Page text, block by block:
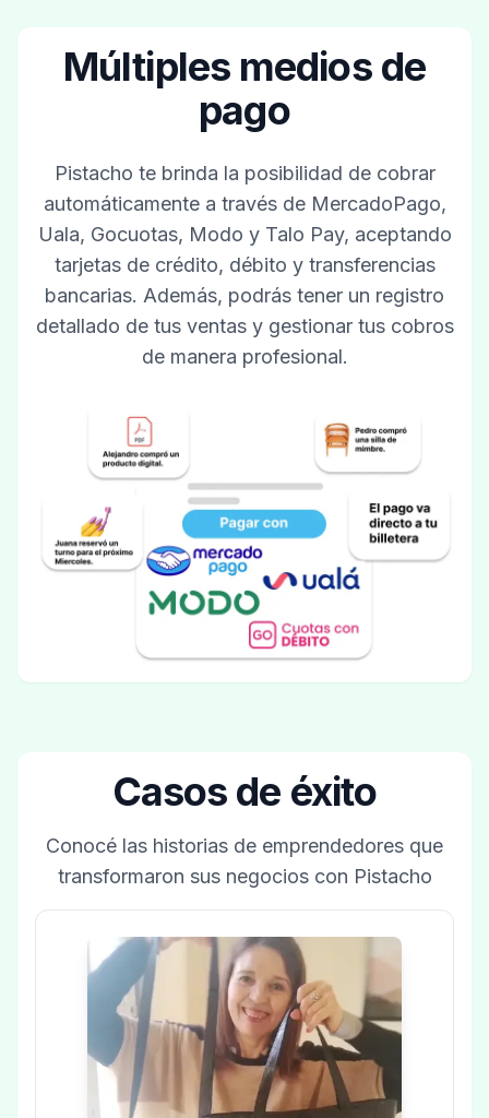
Múltiples medios de
pago
Pistacho te brinda la posibilidad de cobrar
automáticamente a través de MercadoPago,
Uala, Gocuotas, Modo y Talo Pay, aceptando
tarjetas de crédito, débito y transferencias
bancarias. Además, podrás tener un registro
detallado de tus ventas y gestionar tus cobros
de manera profesional.
Casos de éxito
Conocé las historias de emprendedores que
transformaron sus negocios con Pistacho